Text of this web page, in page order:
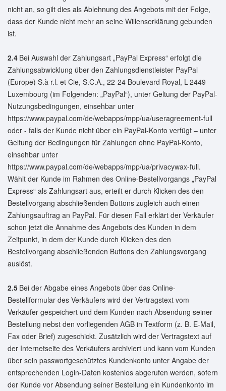
nicht an, so gilt dies als Ablehnung des Angebots mit der Folge,
dass der Kunde nicht mehr an seine Willenserklärung gebunden
ist.
2.4 Bei Auswahl der Zahlungsart „PayPal Express“ erfolgt die
Zahlungsabwicklung über den Zahlungsdienstleister PayPal
(Europe) S.à r.l. et Cie, S.C.A., 22-24 Boulevard Royal, L-2449
Luxembourg (im Folgenden: „PayPal“), unter Geltung der PayPal-
Nutzungsbedingungen, einsehbar unter
https://www.paypal.com/de/webapps/mpp/ua/useragreement-full
oder - falls der Kunde nicht über ein PayPal-Konto verfügt – unter
Geltung der Bedingungen für Zahlungen ohne PayPal-Konto,
einsehbar unter
https://www.paypal.com/de/webapps/mpp/ua/privacywax-full.
Wählt der Kunde im Rahmen des Online-Bestellvorgangs „PayPal
Express“ als Zahlungsart aus, erteilt er durch Klicken des den
Bestellvorgang abschließenden Buttons zugleich auch einen
Zahlungsauftrag an PayPal. Für diesen Fall erklärt der Verkäufer
schon jetzt die Annahme des Angebots des Kunden in dem
Zeitpunkt, in dem der Kunde durch Klicken des den
Bestellvorgang abschließenden Buttons den Zahlungsvorgang
auslöst.
2.5 Bei der Abgabe eines Angebots über das Online-
Bestellformular des Verkäufers wird der Vertragstext vom
Verkäufer gespeichert und dem Kunden nach Absendung seiner
Bestellung nebst den vorliegenden AGB in Textform (z. B. E-Mail,
Fax oder Brief) zugeschickt. Zusätzlich wird der Vertragstext auf
der Internetseite des Verkäufers archiviert und kann vom Kunden
über sein passwortgeschütztes Kundenkonto unter Angabe der
entsprechenden Login-Daten kostenlos abgerufen werden, sofern
der Kunde vor Absendung seiner Bestellung ein Kundenkonto im